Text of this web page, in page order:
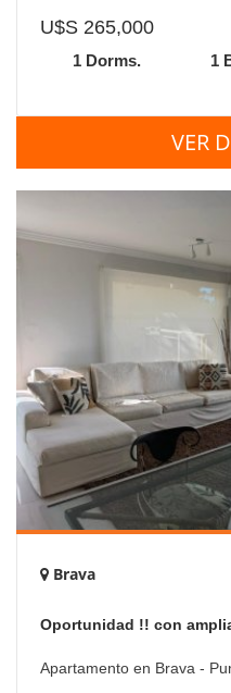
U$S 265,000
1 Dorms. 1
VER
Brava
Oportunidad !! con
al mar
Apartamento en Brava -